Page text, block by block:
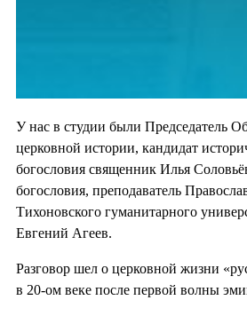
У нас в студии были Председатель
церковной истории, кандидат
богословия священник Илья
богословия, преподаватель
Тихоновского гуманитарного
Евгений Агеев.
Разговор шел о церковной жизни
в 20-ом веке после первой волны